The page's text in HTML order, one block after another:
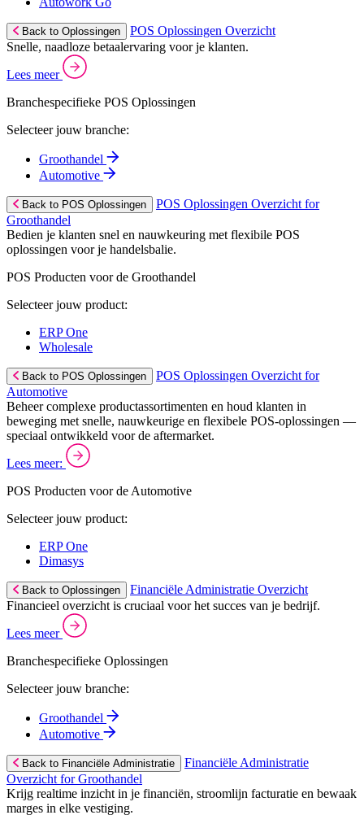
Back to Oplossingen
POS Oplossingen Overzicht
Snelle, naadloze betaalervaring voor je klanten.
Lees meer
Branchespecifieke POS Oplossingen
Selecteer jouw branche:
Groothandel
Automotive
Back to POS Oplossingen
POS Oplossingen Overzicht for
Groothandel
Bedien je klanten snel en nauwkeuring met flexibile POS
oplossingen voor je handelsbalie.
POS Producten voor de Groothandel
Selecteer jouw product:
ERP One
Wholesale
Back to POS Oplossingen
POS Oplossingen Overzicht for
Automotive
Beheer complexe productassortimenten en houd klanten in
beweging met snelle, nauwkeurige en flexibele POS-oplossingen —
speciaal ontwikkeld voor de aftermarket.
Lees meer:
POS Producten voor de Automotive
Selecteer jouw product:
ERP One
Dimasys
Back to Oplossingen
Financiële Administratie Overzicht
Financieel overzicht is cruciaal voor het succes van je bedrijf.
Lees meer
Branchespecifieke Oplossingen
Selecteer jouw branche:
Groothandel
Automotive
Back to Financiële Administratie
Financiële Administratie
Overzicht for Groothandel
Krijg realtime inzicht in je financiën, stroomlijn facturatie en bewaak
marges in elke vestiging.